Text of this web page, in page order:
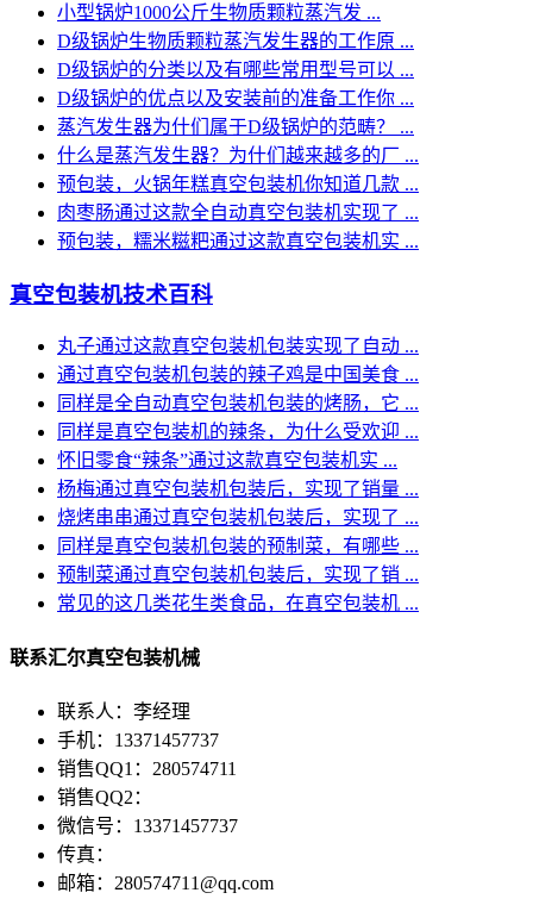
小型锅炉1000公斤生物质颗粒蒸汽发 ...
D级锅炉生物质颗粒蒸汽发生器的工作原 ...
D级锅炉的分类以及有哪些常用型号可以 ...
D级锅炉的优点以及安装前的准备工作你 ...
蒸汽发生器为什们属于D级锅炉的范畴？ ...
什么是蒸汽发生器？为什们越来越多的厂 ...
预包装，火锅年糕真空包装机你知道几款 ...
肉枣肠通过这款全自动真空包装机实现了 ...
预包装，糯米糍粑通过这款真空包装机实 ...
真空包装机技术百科
丸子通过这款真空包装机包装实现了自动 ...
通过真空包装机包装的辣子鸡是中国美食 ...
同样是全自动真空包装机包装的烤肠，它 ...
同样是真空包装机的辣条，为什么受欢迎 ...
怀旧零食“辣条”通过这款真空包装机实 ...
杨梅通过真空包装机包装后，实现了销量 ...
烧烤串串通过真空包装机包装后，实现了 ...
同样是真空包装机包装的预制菜，有哪些 ...
预制菜通过真空包装机包装后，实现了销 ...
常见的这几类花生类食品，在真空包装机 ...
联系汇尔真空包装机械
联系人：李经理
手机：13371457737
销售QQ1：280574711
销售QQ2：
微信号：13371457737
传真：
邮箱：280574711@qq.com